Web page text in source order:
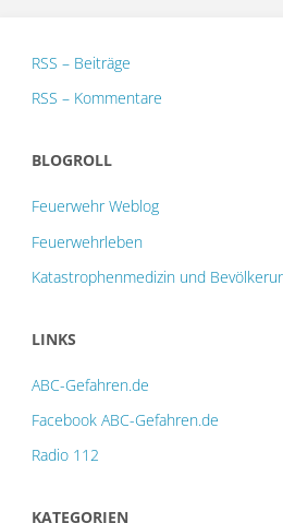
RSS – Beiträge
RSS – Kommentare
BLOGROLL
Feuerwehr Weblog
Feuerwehrleben
Katastrophenmedizin und
LINKS
ABC-Gefahren.de
Facebook ABC-Gefahren.de
Radio 112
KATEGORIEN